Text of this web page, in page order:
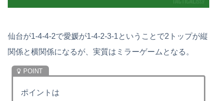
仙台が1-4-4-2で愛媛が1-4-2-3-1ということで2トップが縦
関係と横関係になるが、実質はミラーゲームとなる。
ポイントは